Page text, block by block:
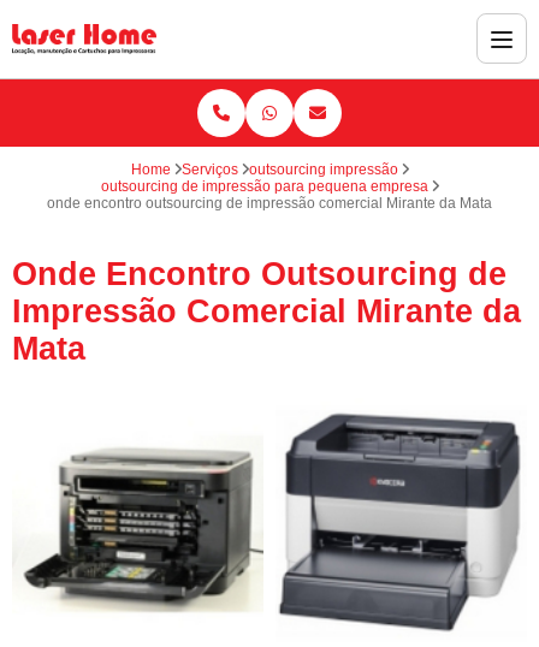
Home Serviços
outsourcing impressão
outsourcing de impressão para pequena empresa
onde encontro outsourcing de impressão comercial Mirante da Mata
Onde Encontro Outsourcing de
Impressão Comercial Mirante da
Mata